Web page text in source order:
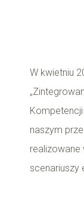
W kwietniu
naszym
realizowane
scenariuszy